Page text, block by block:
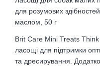
для розумових
маслом, 50 г
Brit Care Mini Treats Think
ласощі для підтримки
та дресирування.